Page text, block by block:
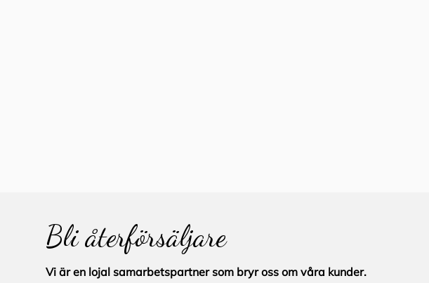
Bli återförsäljare
Vi är en lojal samarbetspartner som bryr oss om våra kunder.